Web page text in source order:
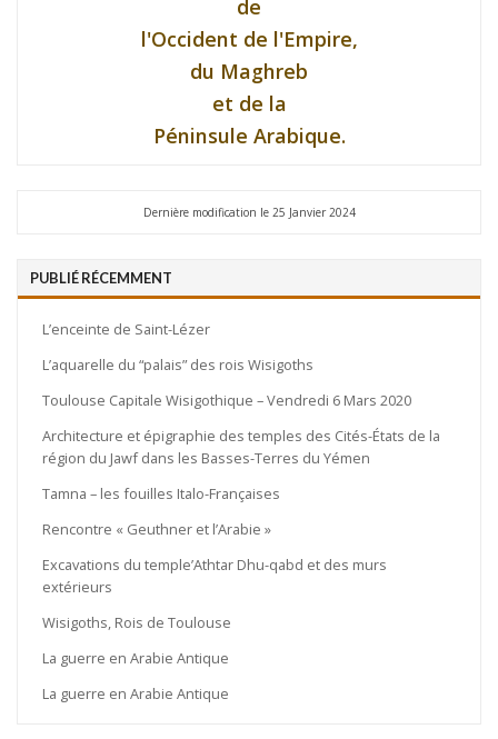
de
l'Occident de l'Empire,
du Maghreb
et de la
Péninsule Arabique.
Dernière modification le 25 Janvier 2024
PUBLIÉ RÉCEMMENT
L’enceinte de Saint-Lézer
L’aquarelle du “palais” des rois Wisigoths
Toulouse Capitale Wisigothique – Vendredi 6 Mars 2020
Architecture et épigraphie des temples des Cités-États de la
région du Jawf dans les Basses-Terres du Yémen
Tamna – les fouilles Italo-Françaises
Rencontre « Geuthner et l’Arabie »
Excavations du temple’Athtar Dhu-qabd et des murs
extérieurs
Wisigoths, Rois de Toulouse
La guerre en Arabie Antique
La guerre en Arabie Antique